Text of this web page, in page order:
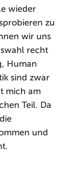
wieder
zu
wir uns
recht
Human
sind zwar
mich am
Teil. Da
und